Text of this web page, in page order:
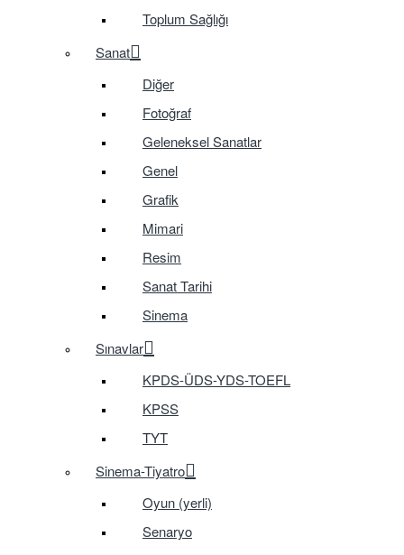
Toplum Sağlığı
Sanat
Diğer
Fotoğraf
Geleneksel Sanatlar
Genel
Grafik
Mimari
Resim
Sanat Tarihi
Sinema
Sınavlar
KPDS-ÜDS-YDS-TOEFL
KPSS
TYT
Sinema-Tiyatro
Oyun (yerli)
Senaryo